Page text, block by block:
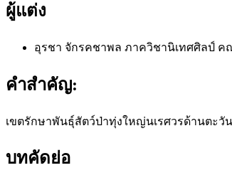
ผู้แต่ง
อุรชา จักรคชาพล ภาควิชานิเทศศิลป์ ค
คำสำคัญ:
เขตรักษาพันธุ์สัตว์ป่าทุ่งใหญ่นเรศวรด้านตะวั
บทคัดย่อ